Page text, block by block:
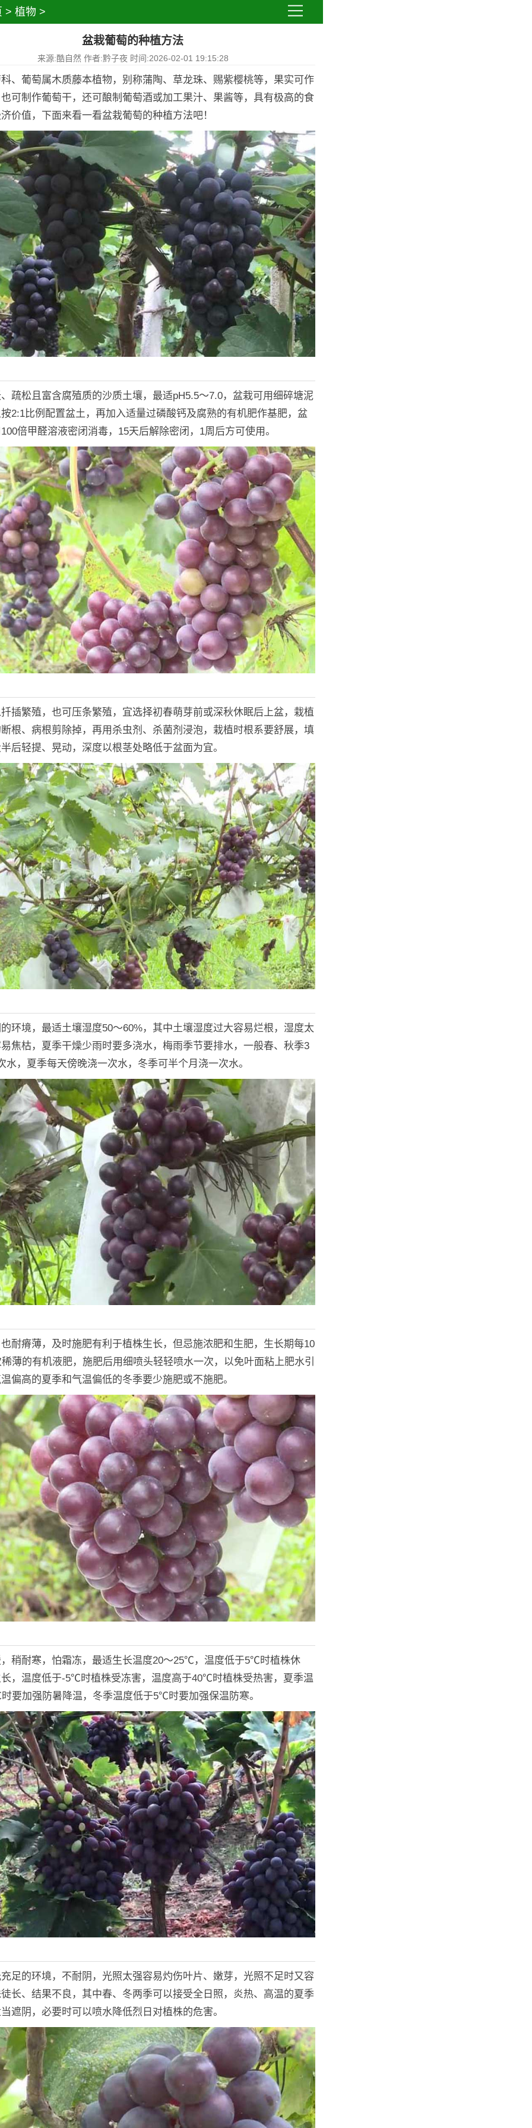
> 植物 >
盆栽葡萄的种植方法
来源:酷自然 作者:黔子夜 时间:2026-02-01 19:15:28
、葡萄属木质藤本植物，别称蒲陶、草龙珠、赐紫樱桃等，果实可作
可制作葡萄干，还可酿制葡萄酒或加工果汁、果酱等，具有极高的食
价值，下面来看一看盆栽葡萄的种植方法吧！
疏松且富含腐殖质的沙质土壤，最适pH5.5～7.0，盆栽可用细碎塘泥
2:1比例配置盆土，再加入适量过磷酸钙及腐熟的有机肥作基肥，盆
倍甲醛溶液密闭消毒，15天后解除密闭，1周后方可使用。
插繁殖，也可压条繁殖，宜选择初春萌芽前或深秋休眠后上盆，栽植
根、病根剪除掉，再用杀虫剂、杀菌剂浸泡，栽植时根系要舒展，填
后轻提、晃动，深度以根茎处略低于盆面为宜。
环境，最适土壤湿度50～60%，其中土壤湿度过大容易烂根，湿度太
焦枯，夏季干燥少雨时要多浇水，梅雨季节要排水，一般春、秋季3
水，夏季每天傍晚浇一次水，冬季可半个月浇一次水。
耐瘠薄，及时施肥有利于植株生长，但忌施浓肥和生肥，生长期每10
薄的有机液肥，施肥后用细喷头轻轻喷水一次，以免叶面粘上肥水引
偏高的夏季和气温偏低的冬季要少施肥或不施肥。
稍耐寒，怕霜冻，最适生长温度20～25℃，温度低于5℃时植株休
，温度低于-5℃时植株受冻害，温度高于40℃时植株受热害，夏季温
要加强防暑降温，冬季温度低于5℃时要加强保温防寒。
足的环境，不耐阴，光照太强容易灼伤叶片、嫩芽，光照不足时又容
长、结果不良，其中春、冬两季可以接受全日照，炎热、高温的夏季
遮阴，必要时可以喷水降低烈日对植株的危害。